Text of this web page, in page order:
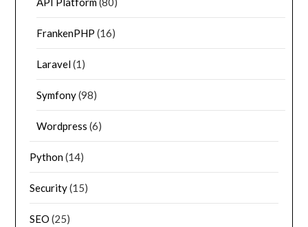
FrankenPHP (16)
Laravel(1)
Symfony(98)
Wordpress (6)
Python(14)
Security(15)
SEO (25)